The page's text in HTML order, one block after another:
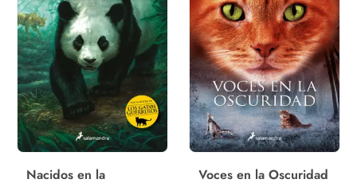
Nacidos en la
Voces en la Oscuridad